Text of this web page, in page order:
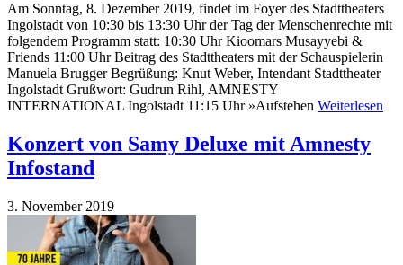
Am Sonntag, 8. Dezember 2019, findet im Foyer des Stadttheaters
Ingolstadt von 10:30 bis 13:30 Uhr der Tag der Menschenrechte mit
folgendem Programm statt: 10:30 Uhr Kioomars Musayyebi &
Friends 11:00 Uhr Beitrag des Stadttheaters mit der Schauspielerin
Manuela Brugger Begrüßung: Knut Weber, Intendant Stadttheater
Ingolstadt Grußwort: Gudrun Rihl, AMNESTY
INTERNATIONAL Ingolstadt 11:15 Uhr »Aufstehen Weiterlesen
Konzert von Samy Deluxe mit Amnesty
Infostand
3. November 2019